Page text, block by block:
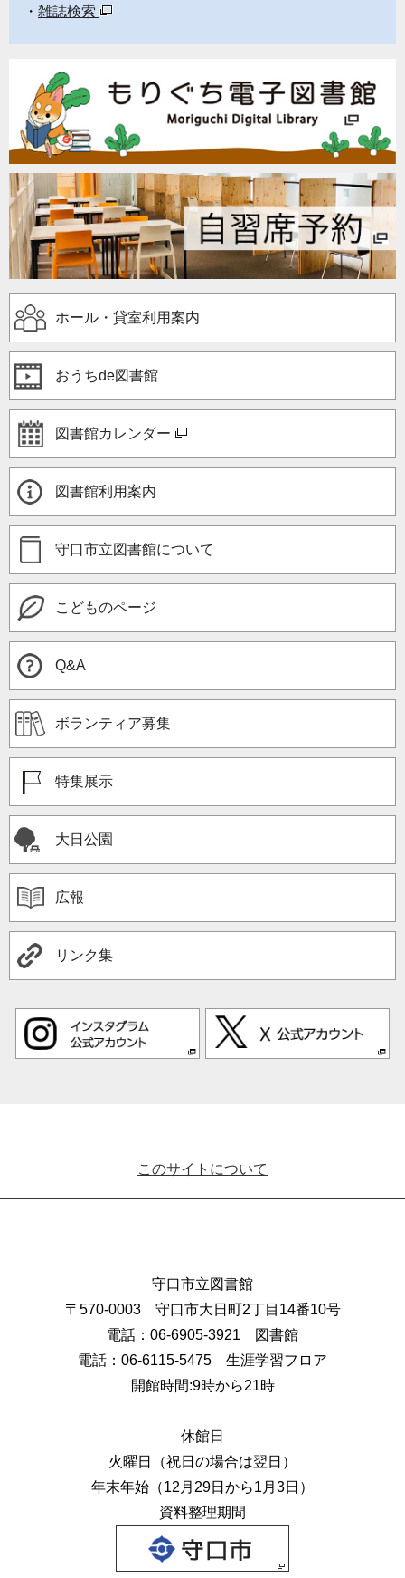
雑誌検索
ホール・貸室利用案内
おうちde図書館
図書館カレンダー
図書館利用案内
守口市立図書館について
こどものページ
Q&A
ボランティア募集
特集展示
大日公園
広報
リンク集
このサイトについて
守口市立図書館
〒570-0003 守口市大日町2丁目14番10号
電話：06-6905-3921 図書館
電話：06-6115-5475 生涯学習フロア
開館時間:9時から21時
休館日
火曜日（祝日の場合は翌日）
年末年始（12月29日から1月3日）
資料整理期間